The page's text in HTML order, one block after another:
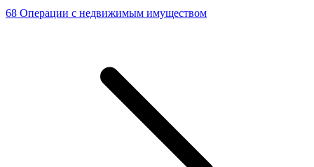
68 Операции с недвижимым имуществом